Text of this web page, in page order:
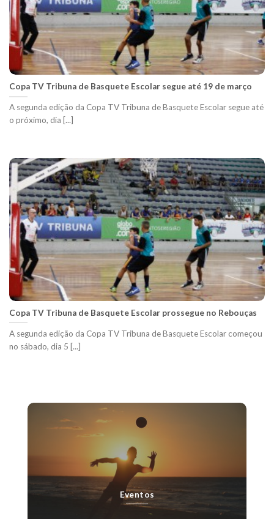
Copa TV Tribuna de Basquete Escolar segue até 19 de março
A segunda edição da Copa TV Tribuna de Basquete Escolar segue até
o próximo, dia [...]
Copa TV Tribuna de Basquete Escolar prossegue no Rebouças
A segunda edição da Copa TV Tribuna de Basquete Escolar começou
no sábado, dia 5 [...]
Eventos